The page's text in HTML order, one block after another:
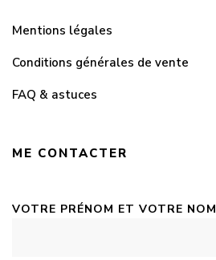
Mentions légales
Conditions générales de vente
FAQ & astuces
ME CONTACTER
VOTRE PRÉNOM ET VOTRE NOM